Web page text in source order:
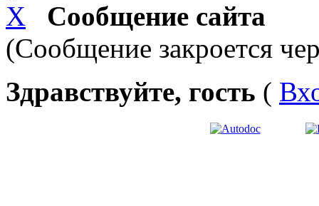
Сообщение сайта
(Сообщение закроется
Здравствуйте, гость (